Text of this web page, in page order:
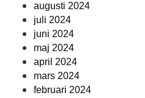
augusti 2024
juli 2024
juni 2024
maj 2024
april 2024
mars 2024
februari 2024